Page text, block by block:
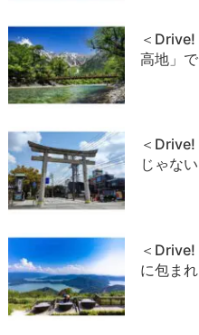
＜
高地」
＜
じゃな
＜
に包ま